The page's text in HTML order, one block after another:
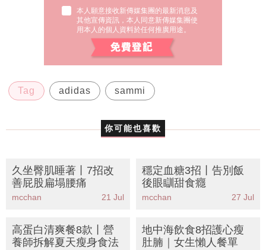
本人願意接收新傳媒集團的最新消息及
其他宣傳資訊，本人同意新傳媒集團使
用本人的個人資料於任何推廣用途。
Tag adidas sammi
你可能也喜歡
久坐臀肌睡著丨7招改
善屁股扁塌腰痛
mcchan 21 Jul
穩定血糖3招丨告別飯
後眼瞓甜食癮
mcchan 27 Jul
高蛋白清爽餐8款丨營
養師拆解夏天瘦身食法
地中海飲食8招護心瘦
肚腩｜女生懶人餐單